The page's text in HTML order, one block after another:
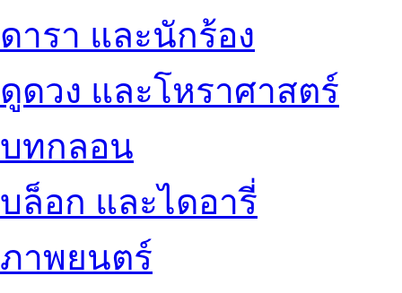
ดารา และนักร้อง
ดูดวง และโหราศาสตร์
บทกลอน
บล็อก และไดอารี่
ภาพยนตร์